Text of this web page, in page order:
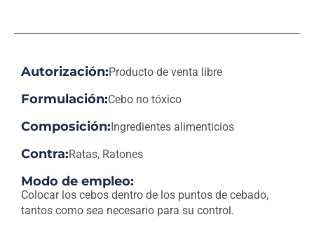
Autorización:Producto de venta libre
Formulación:Cebo no tóxico
Composición:Ingredientes alimenticios
Contra:Ratas, Ratones
Modo de empleo:
Colocar los cebos dentro de los puntos de cebado,
tantos como sea necesario para su control.